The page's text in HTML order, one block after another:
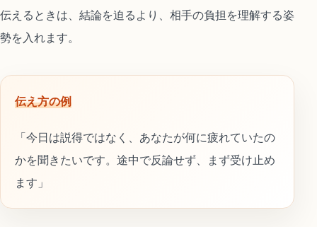
伝えるときは、結論を迫るより、相手の負担を理解する姿
勢を入れます。
伝え方の例
「今日は説得ではなく、あなたが何に疲れていたの
かを聞きたいです。途中で反論せず、まず受け止め
ます」